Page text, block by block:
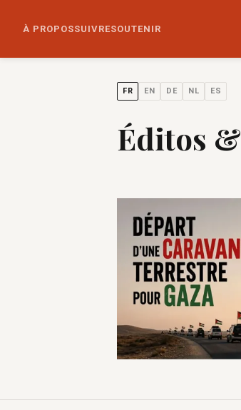
À PROPOSSUIVRESOUTENIR
FR EN DE NL ES
Éditos